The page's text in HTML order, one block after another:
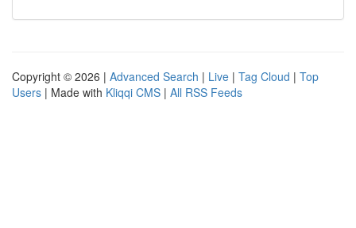
Copyright © 2026 | Advanced Search | Live | Tag Cloud | Top
Users | Made with Kliqqi CMS | All RSS Feeds